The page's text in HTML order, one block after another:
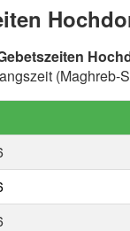
(Maghreb-